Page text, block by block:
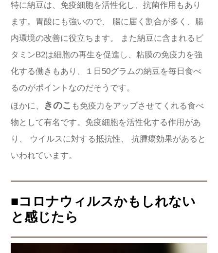
特に納豆は、免疫細胞を活性化し、抗菌作用もあり
ます。胃酸にも強いので、 腸に届く割合が多く、腸
内環境の改善に役立ちます。 また納豆に含まれるビ
タミンB2は細胞の再生を促進し、粘膜の免疫力を強
化する働きもあり、１日50グラムの納豆を毎日食べ
るのがポイントなのだそうです。
ほかに、
きのこ も免疫力をアップさせてくれる食べ
物として有名です。免疫細胞を活性化する作用があ
り、 ウイルスに対する抵抗性、 抗腫瘍効果があると
いわれています。
■コロナウィルスかもしれない
と感じたら